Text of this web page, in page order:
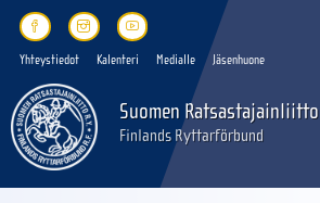
Yhteystiedot Kalenteri Medialle Jäsenhuone
Suomen Ratsastajainliitto
Finlands Ryttarförbund